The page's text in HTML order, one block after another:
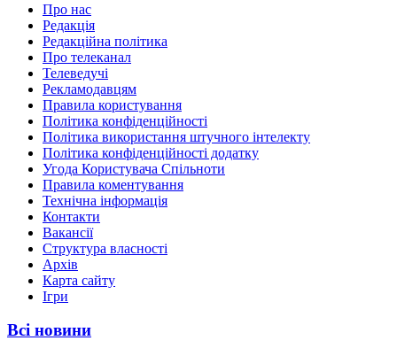
Про нас
Редакція
Редакційна політика
Про телеканал
Телеведучі
Рекламодавцям
Правила користування
Політика конфіденційності
Політика використання штучного інтелекту
Політика конфіденційності додатку
Угода Користувача Спільноти
Правила коментування
Технічна інформація
Контакти
Вакансії
Структура власності
Архів
Карта сайту
Ігри
Всі новини